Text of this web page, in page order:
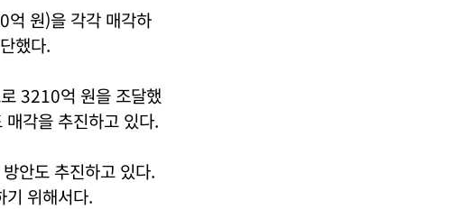
억 원)을 각각 매각하
했다.
3210억 원을 조달했
각을 추진하고 있다.
안도 추진하고 있다.
기 위해서다.